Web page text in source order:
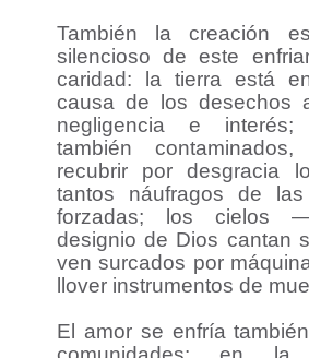
También la creación
silencioso de este
caridad: la tierra está
causa de los desechos
negligencia e
también
recubrir por desgracia
tantos náufragos de las
forzadas; los cielos
designio de Dios cantan
ven surcados por
llover instrumentos de
El amor se enfría